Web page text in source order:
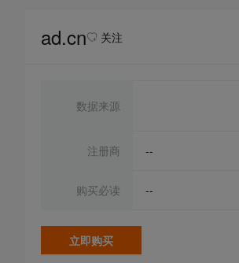
ad.cn 关注
数据来源
注册商 --
购买必读 --
立即购买